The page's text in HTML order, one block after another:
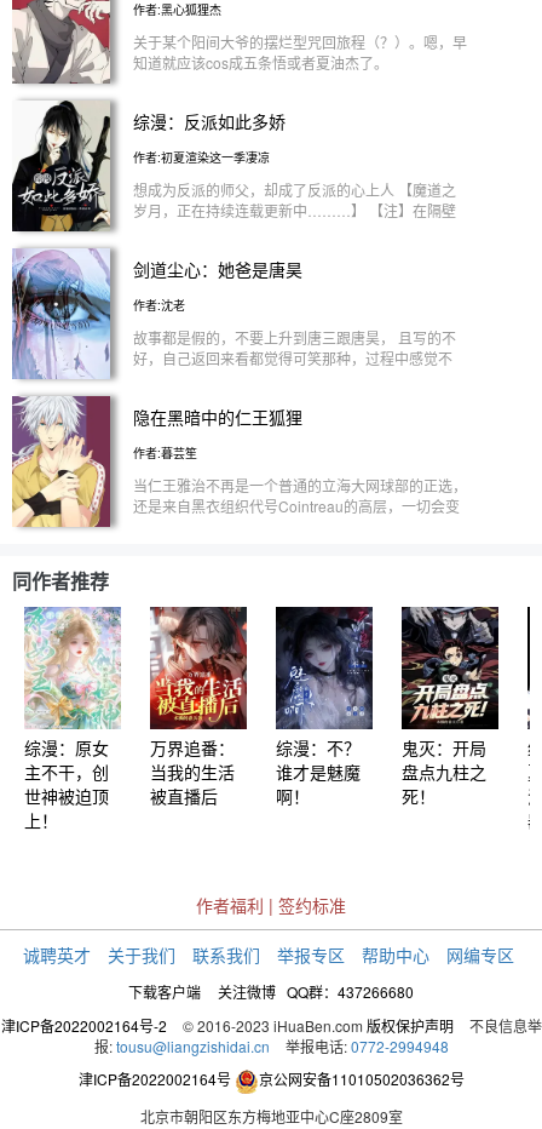
定 cp向五夏五无差 ooc预警，内含大量bug和私设，
无逻辑，最好不要带脑子看。 文笔很渣，不喜点
叉。 不要对猴子抱有什么期待。 jjxx没有心！（震
声.jpg) ps：封面自制，
恐惧，恨不得躲得越远越好。 所以，直接把一些小
世界都要搞崩了。 千初看完，只能满足了她们的愿
望，取代剧情原女主，夺走病娇们的爱意和占有欲。
类果然都是贪心鬼。”失去男主的底护，原女主们过
的发现：剧情回不去了! 网球世界一：世界网球Alpha
队员们x入职的天选Omega女主。（多男） 家庭教师
世界二：黑化的兔子十代目x被黑手党包围的女神。
（多男） 兄弟战争世界三:盲女邻居x阴暗爬行十三男
作者:黑心狐狸杰
关于某个阳间大爷的摆烂型咒回旅程（？）。嗯，早
知道就应该cos成五条悟或者夏油杰了。
综漫：反派如此多娇
作者:初夏渲染这一季凄凉
想成为反派的师父，却成了反派的心上人 【魔道之
岁月，正在持续连载更新中………】 【注】在隔壁
线———— 系统只是让自家宿主去拯救反派，改变
形影不离。 金光瑶:“妖城，当真是我见过最温柔的
人。” “滚，老子没空和你客套。” 薛洋:“妖城，糖给
你，你带我走行不行？” “你以为我是小孩子吗？拿走
…………（后续人物待解锁） （反派如此多娇，引
事养成了许多的坏毛病，但内心无比的善良。本文甜
甜的～ 【神妄文社】你逆光而来，配得上所有的好
剑道尘心：她爸是唐昊
作者:沈老
故事都是假的，不要上升到唐三跟唐昊， 且写的不
好，自己返回来看都觉得可笑那种，过程中感觉不
正提醒了，这本书毕竟写了这么多，我肯定要找时间
我，谢谢]
隐在黑暗中的仁王狐狸
作者:暮芸笙
当仁王雅治不再是一个普通的立海大网球部的正选，
还是来自黑衣组织代号Cointreau的高层，一切会变
同作者推荐
综漫：原女
主不干，创
世神被迫顶
上！
万界追番：
当我的生活
被直播后
综漫：不？
谁才是魅魔
啊！
鬼灭：开局
盘点九柱之
死！
作者福利 | 签约标准
诚聘英才 关于我们 联系我们 举报专区 帮助中心 网编专区
下载客户端 关注微博 QQ群：437266680
津ICP备2022002164号-2
© 2016-2023 iHuaBen.com 版权保护声明
不良信息举
报: tousu@liangzishidai.cn 举报电话: 0772-2994948
津ICP备2022002164号
京公网安备11010502036362号
北京市朝阳区东方梅地亚中心C座2809室